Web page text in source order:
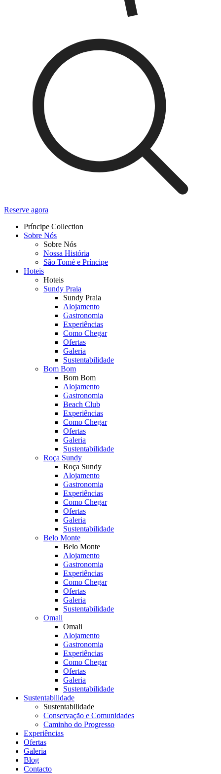
Reserve agora
Topmenu
Príncipe Collection
Sobre Nós
Sobre Nós
Nossa História
São Tomé e Príncipe
Hoteis
Hoteis
Sundy Praia
Sundy Praia
Alojamento
Gastronomia
Experiências
Como Chegar
Ofertas
Galeria
Sustentabilidade
Bom Bom
Bom Bom
Alojamento
Gastronomia
Beach Club
Experiências
Como Chegar
Ofertas
Galeria
Sustentabilidade
Roça Sundy
Roça Sundy
Alojamento
Gastronomia
Experiências
Como Chegar
Ofertas
Galeria
Sustentabilidade
Belo Monte
Belo Monte
Alojamento
Gastronomia
Experiências
Como Chegar
Ofertas
Galeria
Sustentabilidade
Omali
Omali
Alojamento
Gastronomia
Experiências
Como Chegar
Ofertas
Galeria
Sustentabilidade
Sustentabilidade
Sustentabilidade
Conservação e Comunidades
Caminho do Progresso
Experiências
Ofertas
Galeria
Blog
Contacto